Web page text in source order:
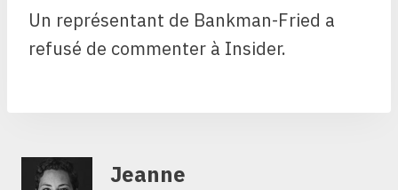
Un représentant de Bankman-Fried a
refusé de commenter à Insider.
Jeanne